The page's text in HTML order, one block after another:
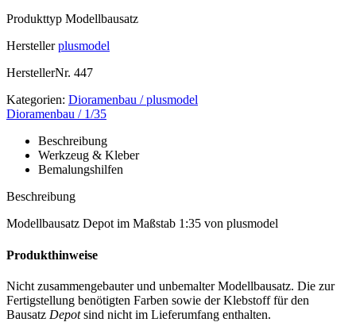
Produkttyp Modellbausatz
Hersteller plusmodel
HerstellerNr. 447
Kategorien: Dioramenbau / plusmodel
Dioramenbau / 1/35
Beschreibung
Werkzeug & Kleber
Bemalungshilfen
Beschreibung
Modellbausatz Depot im Maßstab 1:35 von plusmodel
Produkthinweise
Nicht zusammengebauter und unbemalter Modellbausatz. Die zur
Fertigstellung benötigten Farben sowie der Klebstoff für den
Bausatz Depotsind nicht im Lieferumfang enthalten.